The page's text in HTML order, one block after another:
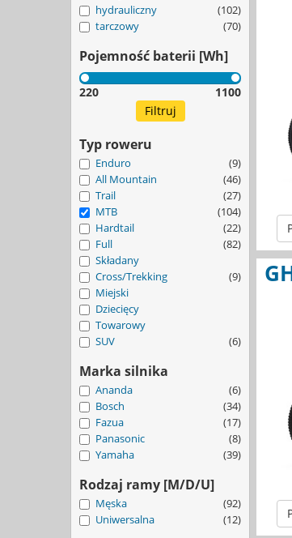
hydrauliczny
(102)
tarczowy
(70)
Pojemność baterii [Wh]
220 1100
Typ roweru
Enduro
(9)
All Mountain
(46)
Trail
(27)
MTB
(104)
Hardtail
(22)
Full
(82)
Składany
Cross/Trekking
(9)
Miejski
Dziecięcy
Towarowy
SUV
(6)
Marka silnika
Ananda
(6)
Bosch
(34)
Fazua
(17)
Panasonic
(8)
Yamaha
(39)
Rodzaj ramy [M/D/U]
Męska
(92)
Uniwersalna
(12)